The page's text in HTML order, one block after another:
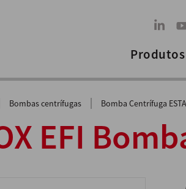
Produtos
Bombas centrífugas | Bomba Centrífuga
EFI